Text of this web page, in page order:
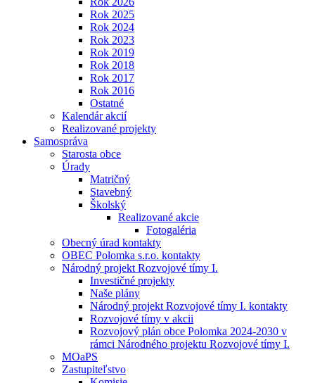
Rok 2025
Rok 2024
Rok 2023
Rok 2019
Rok 2018
Rok 2017
Rok 2016
Ostatné
Kalendár akcií
Realizované projekty
Samospráva
Starosta obce
Úrady
Matričný
Stavebný
Školský
Realizované akcie
Fotogaléria
Obecný úrad kontakty
OBEC Polomka s.r.o. kontakty
Národný projekt Rozvojové tímy I.
Investičné projekty
Naše plány
Národný projekt Rozvojové tímy I. kontakty
Rozvojové tímy v akcii
Rozvojový plán obce Polomka 2024-2030 v
rámci Národného projektu Rozvojové tímy I.
MOaPS
Zastupiteľstvo